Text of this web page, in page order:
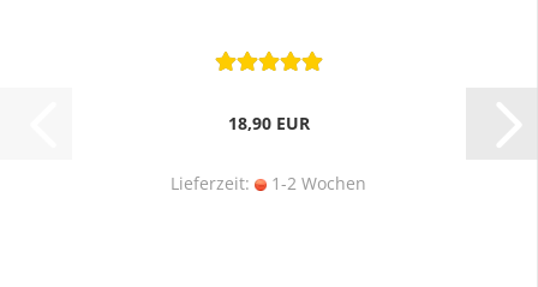
18,90 EUR
Lieferzeit: 1-2 Wochen